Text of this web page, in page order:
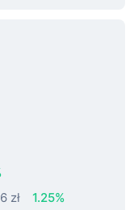
zł 1.25%